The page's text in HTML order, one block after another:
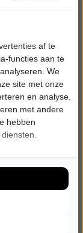
af te
functies aan te
We
site met onze
en analyse.
met andere
hebben